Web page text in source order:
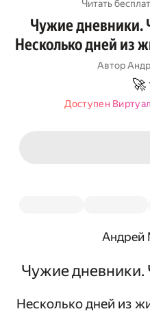
Читать
Чужие дневники.
Несколько дней из
Автор
🚀
Доступен
Андрей
Чужие дневники.
Несколько дней из